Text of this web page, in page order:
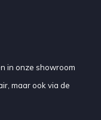
in onze showroom
maar ook via de